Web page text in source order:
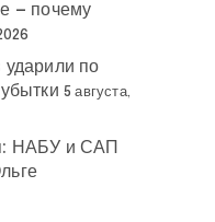
— почему
по
5 августа,
НАБУ и САП